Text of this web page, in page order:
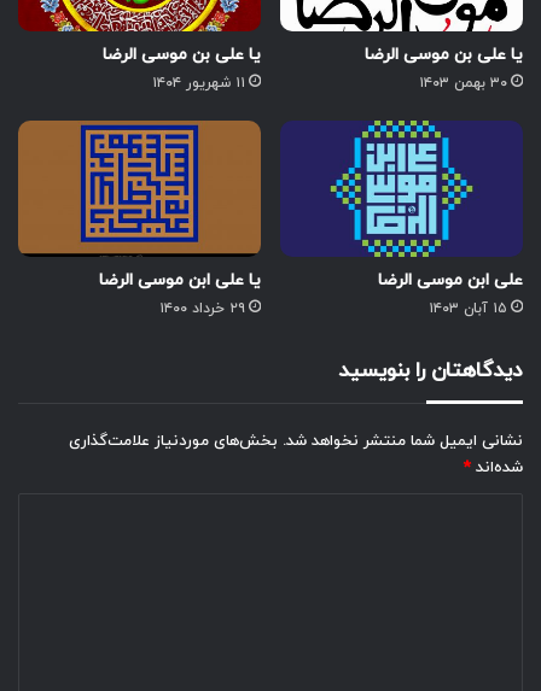
یا علی بن موسی الرضا
۳۰ بهمن ۱۴۰۳
یا علی بن موسی الرضا
۱۱ شهریور ۱۴۰۴
علی ابن موسی الرضا
۱۵ آبان ۱۴۰۳
یا علی ابن موسی الرضا
۲۹ خرداد ۱۴۰۰
دیدگاهتان را بنویسید
نشانی ایمیل شما منتشر نخواهد شد. بخش‌های موردنیاز علامت‌گذاری
شده‌اند *